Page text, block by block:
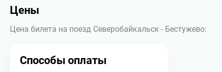
Цены
Цена билета на поезд Северобайкальск - Бестужево:
Способы оплаты